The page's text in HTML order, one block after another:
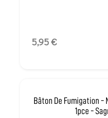
5,95 €
Bâton De Fumigation
1pce -